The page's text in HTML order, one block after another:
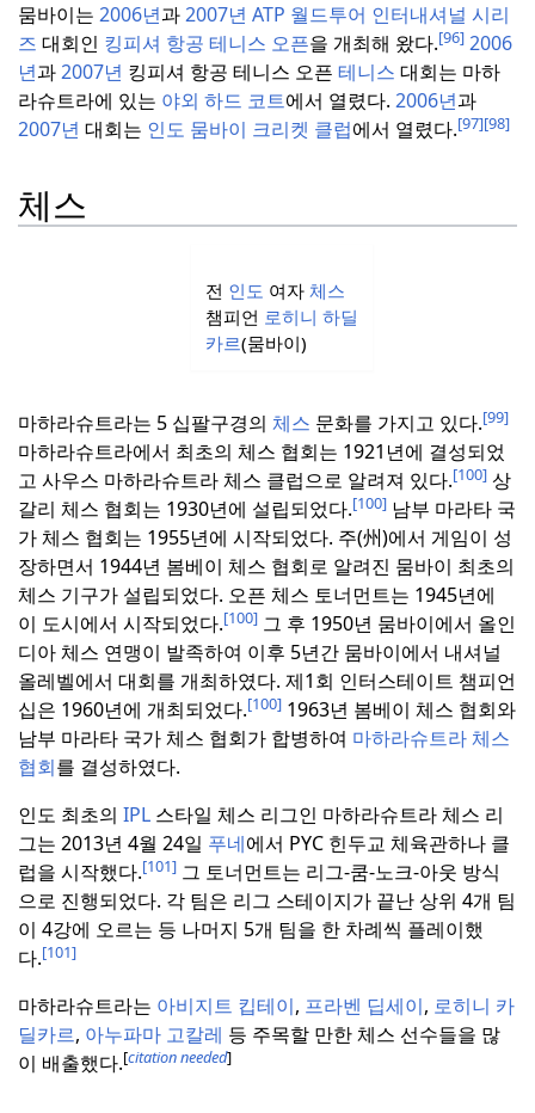
뭄바이는 2006년과2007년 ATP 월드투어 인터내셔널 시리
즈 대회인 킹피셔 항공 테니스 오픈을 개최해 왔다.[96] 2006
년과2007년 킹피셔 항공 테니스 오픈 테니스 대회는 마하
라슈트라에 있는 야외 하드 코트에서 열렸다. 2006년과
2007년 대회는 인도 뭄바이 크리켓 클럽에서 열렸다.[97][98]
체스
전 인도 여자 체스
챔피언 로히니 하딜
카르(뭄바이)
마하라슈트라는 5 십팔구경의 체스 문화를 가지고 있다.[99]
마하라슈트라에서 최초의 체스 협회는 1921년에 결성되었
고 사우스 마하라슈트라 체스 클럽으로 알려져 있다.[100] 상
갈리 체스 협회는 1930년에 설립되었다.[100] 남부 마라타 국
가 체스 협회는 1955년에 시작되었다. 주(州)에서 게임이 성
장하면서 1944년 봄베이 체스 협회로 알려진 뭄바이 최초의
체스 기구가 설립되었다. 오픈 체스 토너먼트는 1945년에
이 도시에서 시작되었다.[100] 그 후 1950년 뭄바이에서 올인
디아 체스 연맹이 발족하여 이후 5년간 뭄바이에서 내셔널
올레벨에서 대회를 개최하였다. 제1회 인터스테이트 챔피언
십은 1960년에 개최되었다.[100] 1963년 봄베이 체스 협회와
남부 마라타 국가 체스 협회가 합병하여 마하라슈트라 체스
협회를 결성하였다.
인도 최초의 IPL 스타일 체스 리그인 마하라슈트라 체스 리
그는 2013년 4월 24일 푸네에서 PYC 힌두교 체육관하나 클
럽을 시작했다.[101] 그 토너먼트는 리그-쿰-노크-아웃 방식
으로 진행되었다. 각 팀은 리그 스테이지가 끝난 상위 4개 팀
이 4강에 오르는 등 나머지 5개 팀을 한 차례씩 플레이했
다.[101]
마하라슈트라는 아비지트 킵테이, 프라벤 딥세이, 로히니 카
딜카르, 아누파마 고칼레 등 주목할 만한 체스 선수들을 많
이 배출했다.[citation needed]